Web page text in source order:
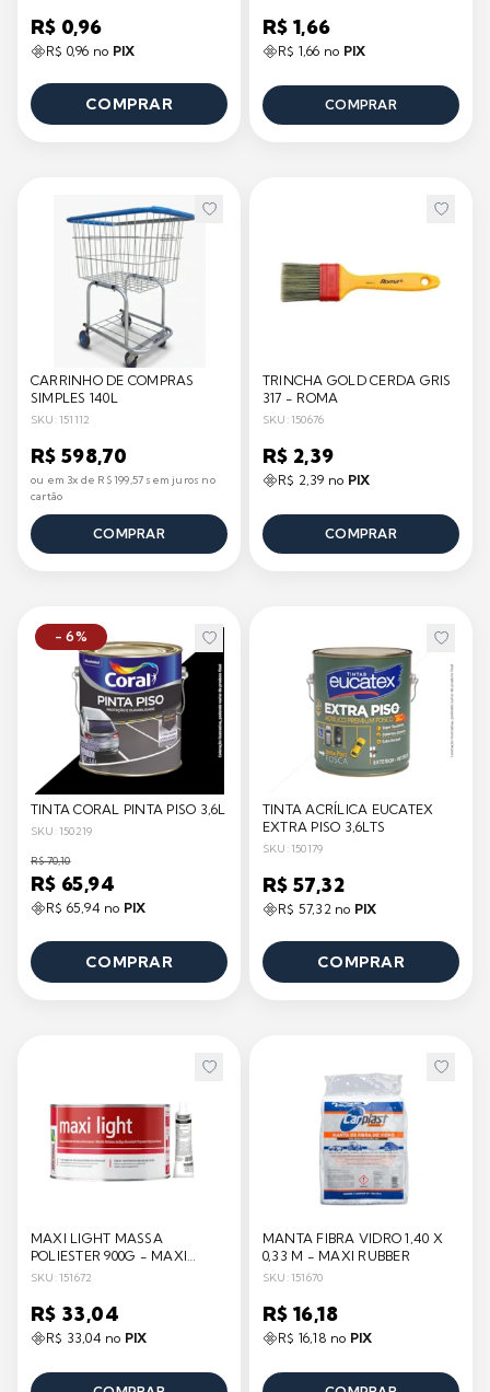
R$ 0,96
R$ 0,96 no PIX
COMPRAR
R$ 1,66
R$ 1,66 no PIX
COMPRAR
CARRINHO DE COMPRAS
SIMPLES 140L
SKU: 151112
R$ 598,70
ou em 3x de R$ 199,57 sem juros no
cartão
COMPRAR
TRINCHA GOLD CERDA GRIS
317 - ROMA
SKU: 150676
R$ 2,39
R$ 2,39 no PIX
COMPRAR
- 6%
TINTA CORAL PINTA PISO 3,6L
SKU: 150219
R$ 70,10
R$ 65,94
R$ 65,94 no PIX
COMPRAR
TINTA ACRÍLICA EUCATEX
EXTRA PISO 3,6LTS
SKU: 150179
R$ 57,32
R$ 57,32 no PIX
COMPRAR
MAXI LIGHT MASSA
POLIESTER 900G - MAXI
RUBBER
SKU: 151672
R$ 33,04
R$ 33,04 no PIX
MANTA FIBRA VIDRO 1,40 X
0,33 M - MAXI RUBBER
SKU: 151670
R$ 16,18
R$ 16,18 no PIX